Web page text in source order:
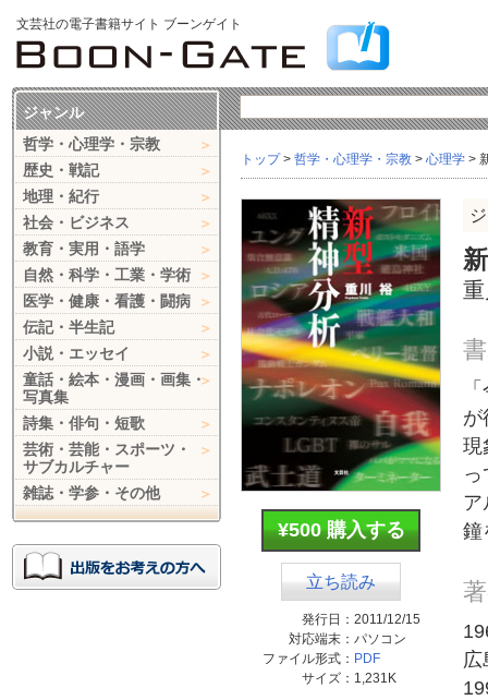
文芸社の電子書籍サイト ブーンゲイト
トップ> 哲学・心理学・宗教 > 心理学 >
¥500 購入する
立ち読み
発行日： 2011/12/15
対応端末： パソコン
ファイル形式： PDF
サイズ： 1,231K
が
現
ア
鐘
広
ジャンル
哲学・心理学・宗教
歴史・戦記
地理・紀行
社会・ビジネス
教育・実用・語学
自然・科学・工業・学術
医学・健康・看護・闘病
伝記・半生記
小説・エッセイ
童話・絵本・漫画・画集・
写真集
詩集・俳句・短歌
芸術・芸能・スポーツ・
サブカルチャー
雑誌・学参・その他